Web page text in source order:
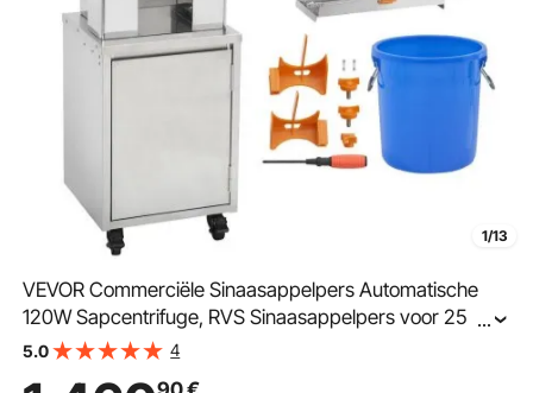
1/13
VEVOR Commerciële Sinaasappelpers Automatische
120W Sapcentrifuge, RVS Sinaasappelpers voor 25
Sinaasappels per Minuut, met Uittrekbaar Filter Box, PC
...
5.0 4